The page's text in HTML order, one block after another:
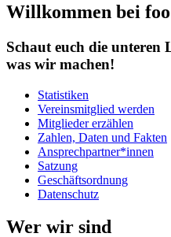
Willkommen bei
Schaut euch die unteren
was wir machen!
Statistiken
Vereinsmitglied werden
Mitglieder erzählen
Zahlen, Daten und Fakten
Ansprechpartner*innen
Satzung
Geschäftsordnung
Datenschutz
Wer wir sind